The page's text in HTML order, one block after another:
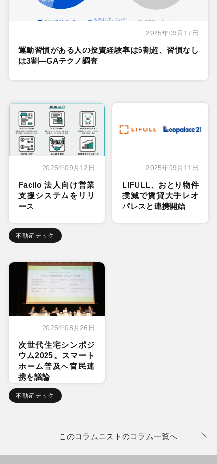
2025年09月17日
運動習慣がある人の投資経験率は6割超、習慣なし
は3割―GAテクノ調査
2025年09月12日
Facilo 法人向け営業
支援システムをリリ
ース
不動産テック
2025年09月11日
LIFULL、おとり物件
撲滅で賃貸大手レオ
パレスと連携開始
2025年08月26日
次世代住宅シンポジ
ウム2025。スマート
ホーム普及へ官民連
携を議論
不動産テック
このコラムニストのコラム一覧へ